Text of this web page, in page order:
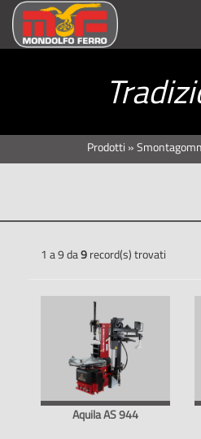
Prodotti »
1 a 9 da9record(s) trovati
Aquila AS 944